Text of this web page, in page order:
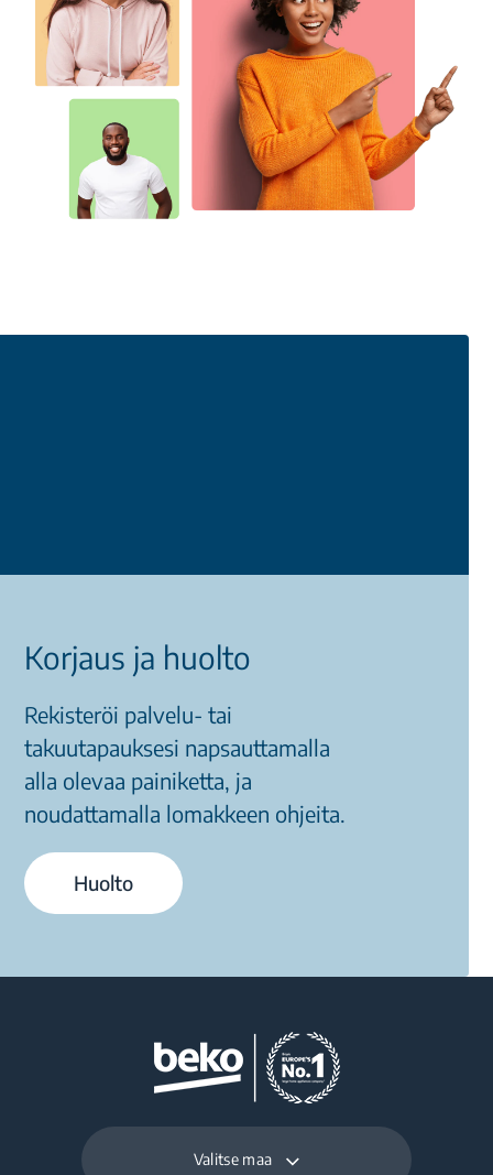
Korjaus ja huolto
Rekisteröi palvelu- tai
takuutapauksesi napsauttamalla
alla olevaa painiketta, ja
noudattamalla lomakkeen ohjeita.
Huolto
Valitse maa